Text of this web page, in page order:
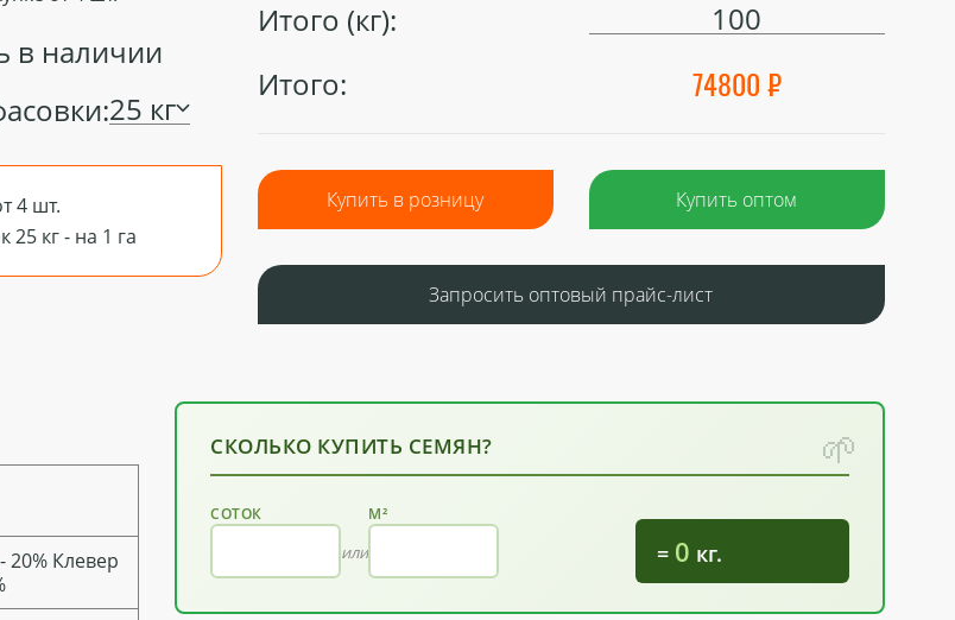
в наличии
25 кг
4 шт.
25 кг - на 1 га
Итого (кг):
100
Итого:
74800 ₽
Купить в розницу Купить оптом
Запросить оптовый прайс-лист
20% Клевер
СКОЛЬКО КУПИТЬ СЕМЯН?
СОТОК
или
М²
= 0 кг.